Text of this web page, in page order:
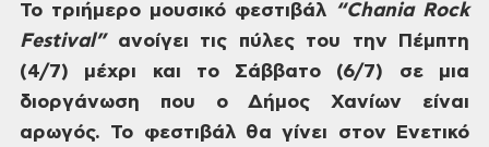
Το τριήμερο μουσικό φεστιβάλ “ChaniaRock
Festival”
ανοίγει τις πύλες του την Πέμπτη
(4/7) μέχρι και το Σάββατο (6/7) σε μια
διοργάνωση που ο
Δήμος Χανίων είναι
αρωγός. Το φεστιβάλ θα γίνει στον Ενετικό